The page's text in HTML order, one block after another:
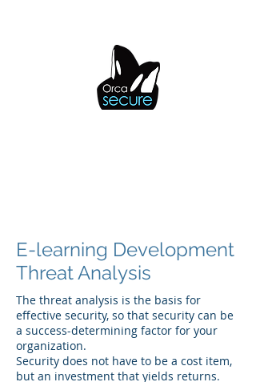
E-learning Development
Threat Analysis
The threat analysis is the basis for
effective security, so that security can be
a success-determining factor for your
organization.
Security does not have to be a cost item,
but an investment that yields returns.